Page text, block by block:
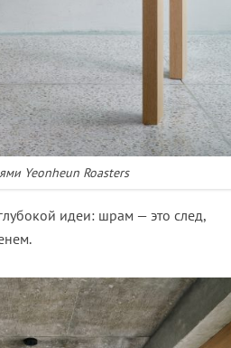
Yeonheun Roasters
идеи: шрам — это след,